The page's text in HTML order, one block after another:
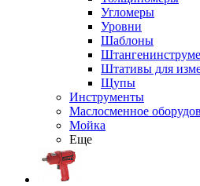
Угломеры
Уровни
Шаблоны
Штативы для
Щупы
Инструменты
Маслосменное
Мойка
Еще